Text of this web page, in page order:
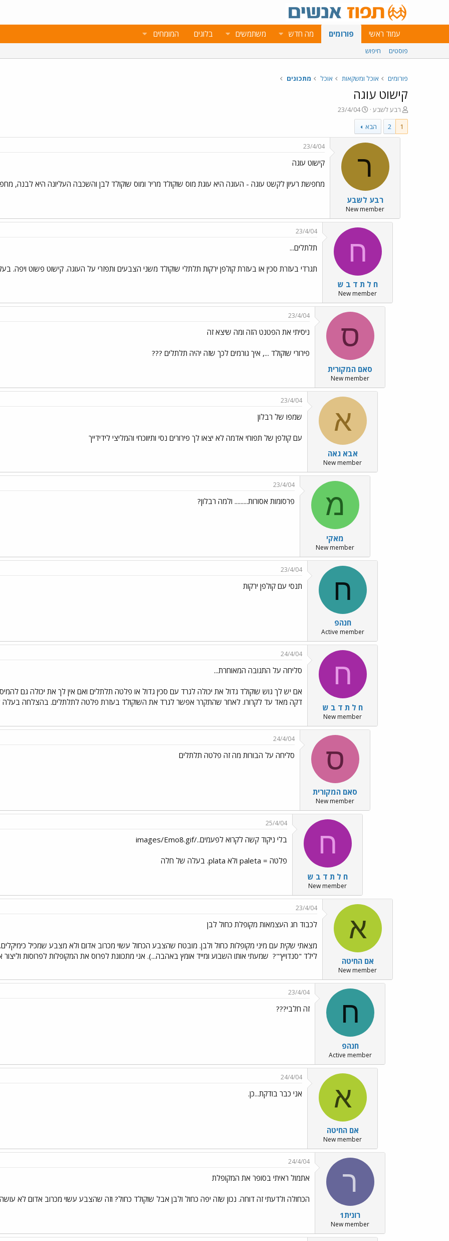
עמוד ראשי פורומים מה חדש משתמשים בלוגים המומחים
פוסטים חיפוש
פורומים אוכל ומשקאות אוכל מתכונים
קישוט עוגה
פ
ו
ת
ח
רבע לשבע
פ
ו
ר
ס
ם
ת
י
ך
23/4/04
1
2 הבא
ר
רבע לשבע
New member
23/4/04
קישוט עוגה
מחפשת רעיון לקשט עוגה - העוגה היא עוגת מוס שוקולד מריר ומוס שוקולד לבן והשכבה העליונה היא לבנה,
ח
ח ל ת ד ב ש
New member
23/4/04
תלתלים...
תגרדי בעזרת סכין או בעזרת קולפן ירקות תלתלי שוקולד משני הצבעים ותפזרי על העוגה. קישוט פשוט ויפה.
ס
סאם המקורית
New member
23/4/04
ניסיתי את הפטנט הזה ומה שיצא זה
פירורי שוקולד ..., איך גורמים לכך שזה יהיה תלתלים ???
א
אבא גאה
New member
23/4/04
שמפו של רבלון
עם קולפן של תפוחי אדמה לא יצאו לך פירורים נסי ותיווכחי והמליצי לידידייך
מ
מאקי
New member
23/4/04
פרסומות אסורות......... ולמה רבלון?
ח
חנהפ
Active member
23/4/04
תנסי עם קולפן ירקות
ח
ח ל ת ד ב ש
New member
24/4/04
סליחה על התגובה המאוחרת...
אם יש לך גוש שוקולד גדול את יכולה לגרד עם סכין גדול או פלטה תלתלים ואם אין לך את יכולה גם
דקה מאד עד לקרורו. לאחר שהתקרר אפשר לגרד את השוקולד בעזרת פלטה לתלתלים. בהצלחה
ס
סאם המקורית
New member
24/4/04
סליחה על הבורות מה זה פלטה תלתלים
ח
ח ל ת ד ב ש
New member
25/4/04
בלי ניקוד קשה לקרוא לפעמים../images/Emo8.gif
פלטה = paleta ולא plata. בעלה של חלה
א
אם החיטה
New member
23/4/04
לכבוד חג העצמאות מקופלת כחול לבן
מצאתי שקית עם מיני מקופלות כחול ולבן. מובטח שהצבע הכחול עשוי מכרוב אדום ולא מצבע שמכיל כימיקלים.
לילד "סנדויץ'"? שמעתי אותו השבוע ומייד אומץ באהבה...). אני מתכוונת לפרוס את המקופלות לפרוסות
ח
חנהפ
Active member
23/4/04
זה חלבי???
א
אם החיטה
New member
24/4/04
אני כבר בודקת...כן.
ר
רונית1
New member
24/4/04
אתמול ראיתי בסופר את המקופלת
הכחולה ולדעתי זה דוחה. נכון שזה יפה כחול ולבן אבל שוקולד כחול? וזה שהצבע עשוי מכרוב אדום לא עושה